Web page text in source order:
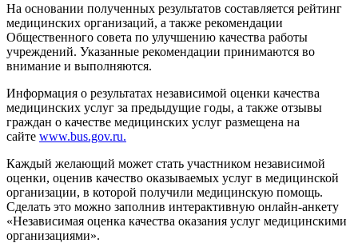
На основании полученных результатов составляется рейтинг
медицинских организаций, а также рекомендации
Общественного совета по улучшению качества работы
учреждений. Указанные рекомендации принимаются во
внимание и выполняются.
Информация о результатах независимой оценки качества
медицинских услуг за предыдущие годы, а также отзывы
граждан о качестве медицинских услуг размещена на
сайте www.bus.gov.ru.
Каждый желающий может стать участником независимой
оценки, оценив качество оказываемых услуг в медицинской
организации, в которой получили медицинскую помощь.
Сделать это можно заполнив интерактивную онлайн-анкету
«Независимая оценка качества оказания услуг медицинскими
организациями».